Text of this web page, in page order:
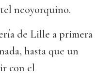
neoyorquino.
de Lille a primera
hasta que un
con el